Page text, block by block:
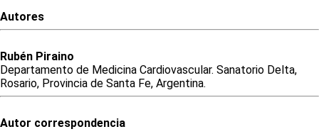
Autores
Rubén Piraino
Departamento de Medicina Cardiovascular. Sanatorio Delta,
Rosario, Provincia de Santa Fe, Argentina.
Autor correspondencia